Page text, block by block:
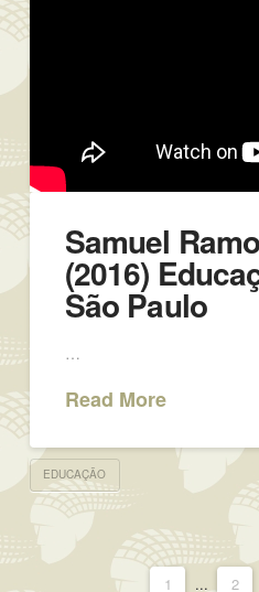
Samuel
(2016)
São Paulo
…
Read More
EDUCAÇÃO
1 ... 2